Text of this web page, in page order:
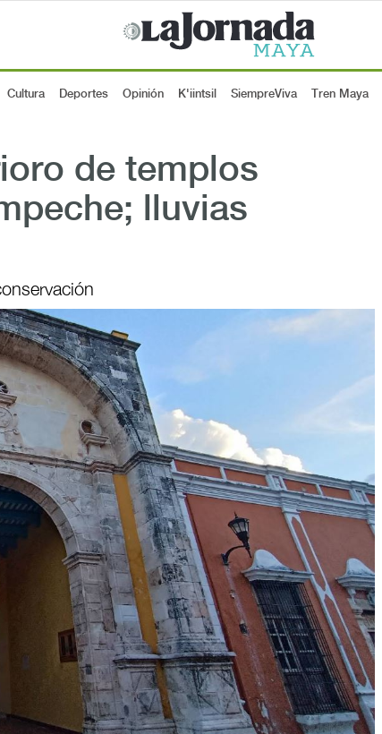
Cultura Deportes Opinión K'iintsil SiempreViva Tren Maya
de templos
lluvias